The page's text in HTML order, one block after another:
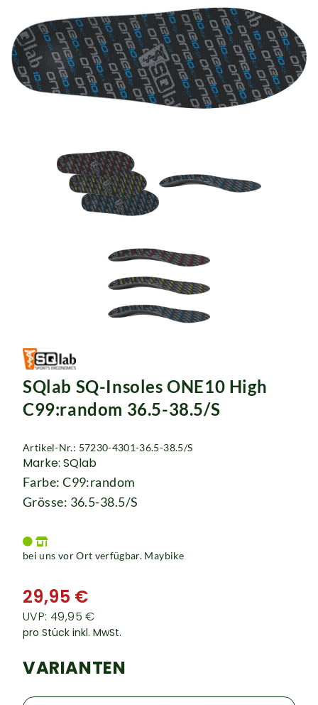
Schlösser
SQlab SQ-Insoles ONE10 High
C99:random 36.5-38.5/S
Artikel-Nr.: 57230-4301-36.5-38.5/S
Marke: SQlab
Farbe: C99:random
Grösse: 36.5-38.5/S
bei uns vor Ort verfügbar. Maybike
29,95 €
UVP: 49,95 €
pro Stück inkl. MwSt.
VARIANTEN